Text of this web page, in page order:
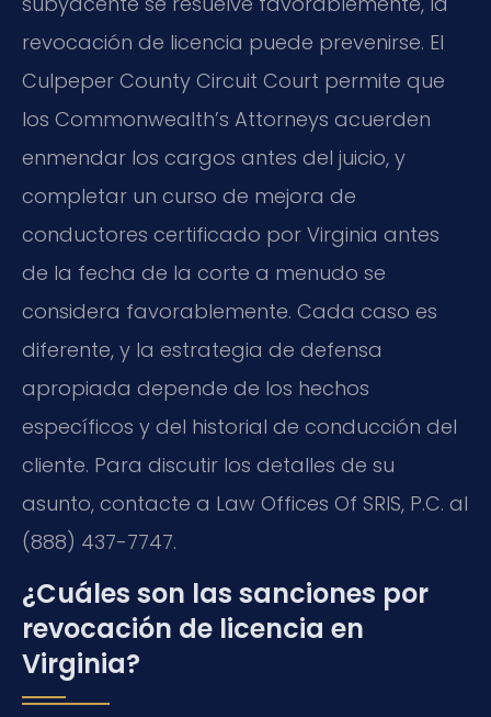
revocación de licencia puede prevenirse. El
Culpeper County Circuit Court permite que
los Commonwealth’s Attorneys acuerden
enmendar los cargos antes del juicio, y
completar un curso de mejora de
conductores certificado por Virginia antes
de la fecha de la corte a menudo se
considera favorablemente. Cada caso es
diferente, y la estrategia de defensa
apropiada depende de los hechos
específicos y del historial de conducción del
cliente. Para discutir los detalles de su
asunto, contacte a Law Offices Of SRIS, P.C. al
(888) 437-7747.
¿Cuáles son las sanciones por
revocación de licencia en
Virginia?